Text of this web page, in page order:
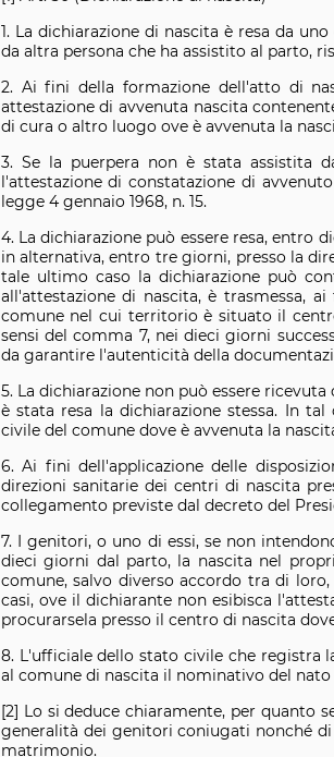
1. La dichiarazione di nascita è resa da
da altra persona che ha assistito al parto,
2. Ai fini della formazione dell'atto di
attestazione di avvenuta nascita
di cura o altro luogo ove è avvenuta la
3. Se la puerpera non è stata assistita
l'attestazione di constatazione di
legge 4 gennaio 1968, n. 15.
4. La dichiarazione può essere resa, entro
in alternativa, entro tre giorni, presso la
tale ultimo caso la dichiarazione può
all'attestazione di nascita, è trasmessa,
comune nel cui territorio è situato il
sensi del comma 7, nei dieci giorni
da garantire l'autenticità della
5. La dichiarazione non può essere
è stata resa la dichiarazione stessa. In
civile del comune dove è avvenuta la
6. Ai fini dell'applicazione delle
direzioni sanitarie dei centri di nascita
collegamento previste dal decreto del
7. I genitori, o uno di essi, se non
dieci giorni dal parto, la nascita nel
comune, salvo diverso accordo tra di
casi, ove il dichiarante non esibisca
procurarsela presso il centro di nascita
8. L'ufficiale dello stato civile che registra
al comune di nascita il nominativo del
[2] Lo si deduce chiaramente, per quanto
generalità dei genitori coniugati nonché
matrimonio.